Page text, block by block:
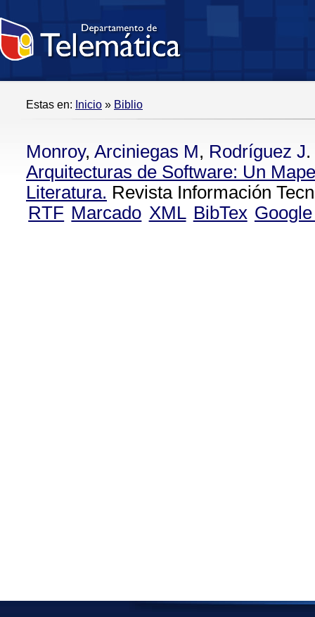
Estas en: Inicio » Biblio
Monroy, Arciniegas M, Rodríguez J.
Arquitecturas de Software: Un
Literatura. Revista Información
RTF Marcado XML BibTex